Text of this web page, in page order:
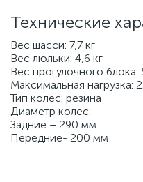
Технические
Вес шасси: 7,7 кг
Вес люльки: 4,6 кг
Вес прогулочного блока:
Максимальная нагрузка:
Тип колес: резина
Диаметр колес:
Задние – 290 мм
Передние- 200 мм